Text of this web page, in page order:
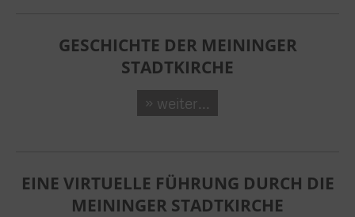
GESCHICHTE DER MEININGER
STADTKIRCHE
» weiter...
EINE VIRTUELLE FÜHRUNG DURCH DIE
MEININGER STADTKIRCHE